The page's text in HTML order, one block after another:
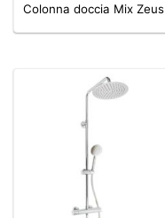
Colonna doccia Mix Zeus